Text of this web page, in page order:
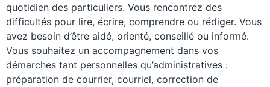
quotidien des particuliers. Vous rencontrez des
difficultés pour lire, écrire, comprendre ou rédiger. Vous
avez besoin d’être aidé, orienté, conseillé ou informé.
Vous souhaitez un accompagnement dans vos
démarches tant personnelles qu’administratives :
préparation de courrier, courriel, correction de